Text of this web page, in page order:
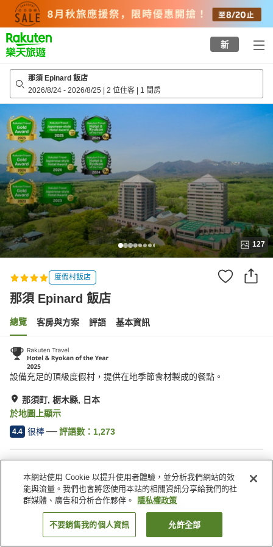
top
page
新
那須 Epinard 飯店
2026/8/24 - 2026/8/25 | 2 位住客 | 1 間房
127
度假村飯店
那須 Epinard 飯店
總覽 客房與方案 評語 基本資訊
設備充足的頂級度假村，提供在地季節食材製成的餐點。
那須町, 栃木縣, 日本
於地圖上顯示
4.4 很棒 評語數： 1,273
停車場
按摩浴缸
三溫暖
Spa／美容沙龍
日本 栃木縣 那須町 那須 Epinard 飯店
找客房
本網站使用 Cookie 以提升使用者體驗，並分析我們網站的效
能與流量。我們也會將您使用本站的相關資訊分享給我們的社
群媒體、廣告和分析合作夥伴。
隱私權政策
不要銷售我的個人資訊 允許全部